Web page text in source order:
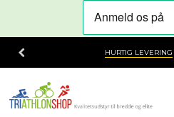
HURTIG LEVERING